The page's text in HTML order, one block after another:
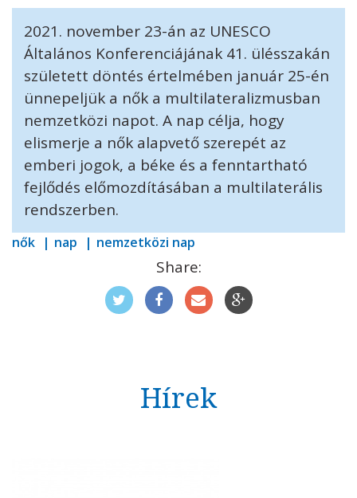
2021. november 23-án az UNESCO
Általános Konferenciájának 41. ülésszakán
született döntés értelmében január 25-én
ünnepeljük a nők a multilateralizmusban
nemzetközi napot. A nap célja, hogy
elismerje a nők alapvető szerepét az
emberi jogok, a béke és a fenntartható
fejlődés előmozdításában a multilaterális
rendszerben.
nők nap nemzetközi nap
Share:
Hírek